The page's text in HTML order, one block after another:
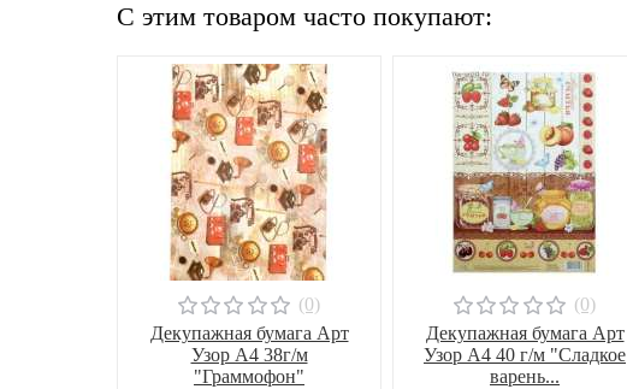
C этим товаром часто покупают:
(0)
Декупажная бумага Арт
Узор А4 38г/м
"Граммофон"
(0)
Декупажная бумага Арт
Узор А4 40 г/м "Сладкое
варень...